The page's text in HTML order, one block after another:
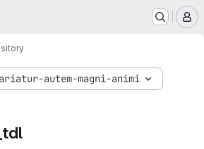
autem-magni-animi